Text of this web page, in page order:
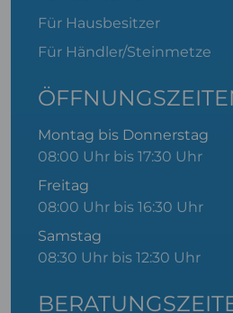
Für Hausbesitzer
Für Händler/Steinmetze
Montag bis Donnerstag
08:00 Uhr bis 17:30 Uhr
Freitag
08:00 Uhr bis 16:30 Uhr
Samstag
08:30 Uhr bis 12:30 Uhr